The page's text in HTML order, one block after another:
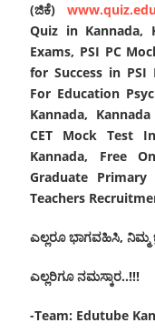
(ಜಿಕೆ)
Quiz in Kannada,
Exams, PSI PC
for Success in PSI
For Education
Kannada,
CET Mock Test
Kannada, Free
Graduate
Teachers
ಎಲ್ಲರೂ ಭಾಗವಹಿಸಿ, ನಿಮ್ಮ
ಎಲ್ಲರಿಗೂ ನಮಸ್ಕಾರ..!!!
-Team: Edutube